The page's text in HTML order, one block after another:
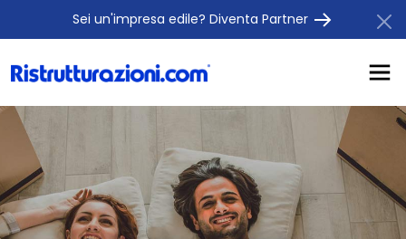
Sei un'impresa edile? Diventa Partner